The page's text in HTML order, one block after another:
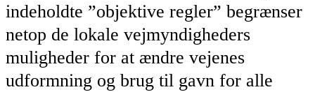
indeholdte ”objektive regler” begrænser
netop de lokale vejmyndigheders
muligheder for at ændre vejenes
udformning og brug til gavn for alle